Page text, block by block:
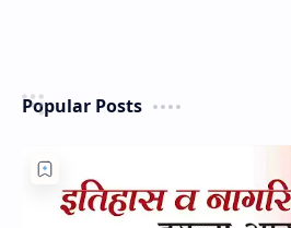
Popular Posts